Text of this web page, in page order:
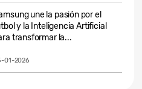
une la pasión por el
y la Inteligencia Artificial
transformar la...
01-2026